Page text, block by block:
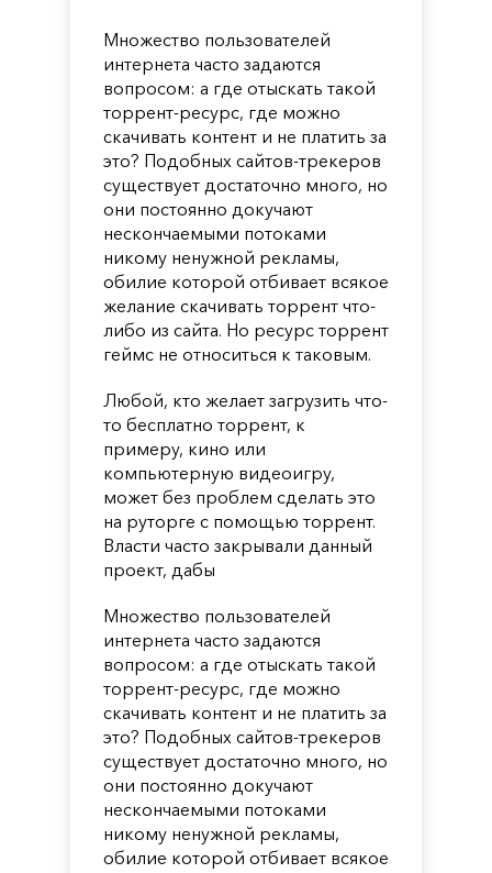
Множество пользователей
интернета часто задаются
вопросом: а где отыскать такой
торрент-ресурс, где можно
скачивать контент и не платить за
это? Подобных сайтов-трекеров
существует достаточно много, но
они постоянно докучают
нескончаемыми потоками
никому ненужной рекламы,
обилие которой отбивает всякое
желание скачивать торрент что-
либо из сайта. Но ресурс торрент
геймс не относиться к таковым.
Любой, кто желает загрузить что-
то бесплатно торрент, к
примеру, кино или
компьютерную видеоигру,
может без проблем сделать это
на руторге с помощью торрент.
Власти часто закрывали данный
проект, дабы
Множество пользователей
интернета часто задаются
вопросом: а где отыскать такой
торрент-ресурс, где можно
скачивать контент и не платить за
это? Подобных сайтов-трекеров
существует достаточно много, но
они постоянно докучают
нескончаемыми потоками
никому ненужной рекламы,
обилие которой отбивает всякое